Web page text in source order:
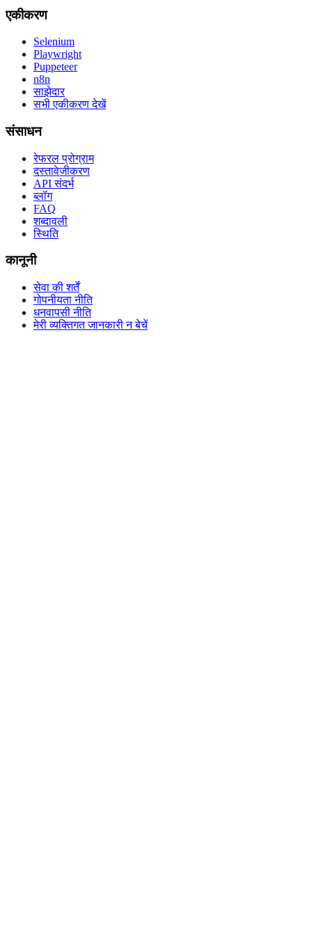
एकीकरण
Selenium
Playwright
Puppeteer
n8n
साझेदार
सभी एकीकरण देखें
संसाधन
रेफरल प्रोग्राम
दस्तावेजीकरण
API संदर्भ
ब्लॉग
FAQ
शब्दावली
स्थिति
कानूनी
सेवा की शर्तें
गोपनीयता नीति
धनवापसी नीति
मेरी व्यक्तिगत जानकारी न बेचें